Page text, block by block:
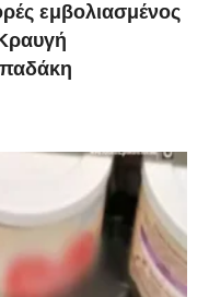
εμβoλιασμένος